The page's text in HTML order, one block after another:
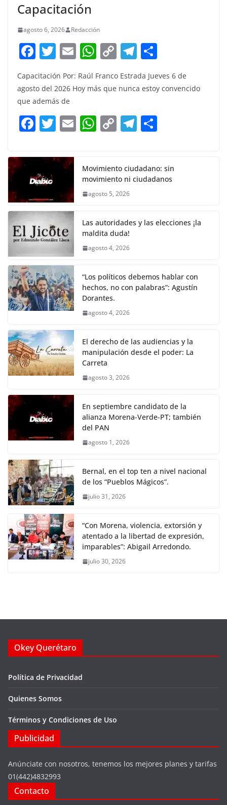
Capacitación
agosto 6, 2026 Redacción
F
a
c
e
b
o
k
T
itt
er
E
m
ai
W
at
A
p
C
p
Li
n
T
el
e
a
m
ar
e
Capacitación Por: Raúl Franco Estrada Jueves 6 de
agosto del 2026 Hoy más que nunca estoy convencido
que además de
F
c
e
b
o
o
k
T
itt
er
E W
s
A
p
C
y
Li
k
T
gr
a
e
Movimiento ciudadano: sin
movimiento ni ciudadanos
agosto 5, 2026
Las autoridades y las elecciones ¡la
maldita duda!
agosto 4, 2026
“Los políticos debemos hablar con
hechos, no con palabras”: Agustín
Dorantes.
agosto 4, 2026
El derecho de las audiencias y la
manipulación desde el poder: La
Carreta
agosto 3, 2026
En septiembre candidato de la
alianza Morena-Verde-PT; también
del PAN
agosto 1, 2026
Bernal, en el top ten a nivel nacional
de los “Pueblos Mágicos”.
julio 31, 2026
“Con Morena, violencia, extorsión y
atentado a la libertad de expresión,
imparables”: Abigail Arredondo.
julio 30, 2026
Okey Querétaro
Política de Privacidad
Quienes Somos
Términos y Condiciones de Uso
Publicidad
Anúnciate con nosotros, tenemos los mejores planes y tarifas
01(442)4832993
Contacto